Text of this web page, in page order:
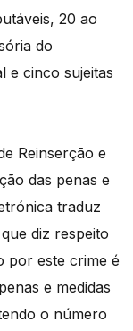
20 ao
do
e cinco sujeitas
Reinserção e
das penas e
traduz
diz respeito
por este crime é
e medidas
o número